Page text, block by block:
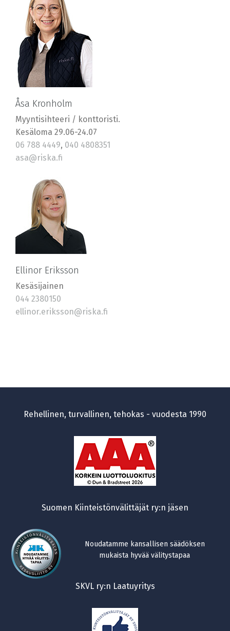
Åsa Kronholm
Myyntisihteeri / konttoristi.
Kesäloma 29.06-24.07
06 788 4449, 040 4808351
asa@riska.fi
Ellinor Eriksson
Kesäsijainen
044 2380150
ellinor.eriksson@riska.fi
Rehellinen, turvallinen, tehokas - vuodesta 1990
Suomen Kiinteistönvälittäjät ry:n jäsen
Noudatamme kansallisen säädöksen
mukaista hyvää välitystapaa
SKVL ry:n Laatuyritys